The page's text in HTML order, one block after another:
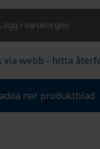
Lägg i varukorgen
via webb - hitta
ner produktblad